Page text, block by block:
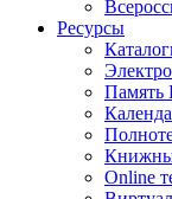
Ресурсы
Память
Online